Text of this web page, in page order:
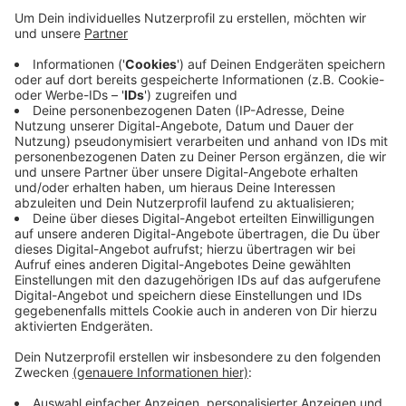
Veröffentlicht:Dienstag, 15.06.2021 16:40
Anzeige
Nach Angaben von Kaplan Christoph Hendrix werde der
Mann dabei zunehmend unfreundlich und aufdringlich.
Zusätzlich missachte er Coronaregeln. Die Pfarrei St.
Willibrord Kleve warnt eindringlich vor diesem Mann
und stellt unmissverständlich klar, dass sie mit diesem
Abo-Angebot nichts zu tun habe.
Anzeige